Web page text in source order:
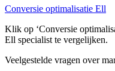
Conversie optimalisatie Ell
Klik op ‘Conversie
Ell specialist te vergelijken.
Veelgestelde vragen over